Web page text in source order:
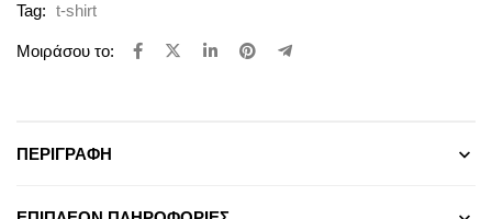
Tag: t-shirt
Μοιράσου το:
ΠΕΡΙΓΡΑΦΉ